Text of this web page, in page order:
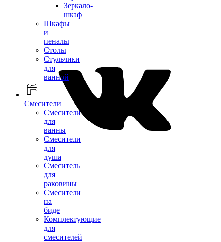
Зеркало-
шкаф
Шкафы
и
пеналы
Столы
Стульчики
для
ванной
Смесители
Смесители
для
ванны
Смесители
для
душа
Смеситель
для
раковины
Смесители
на
биде
Комплектующие
для
смесителей